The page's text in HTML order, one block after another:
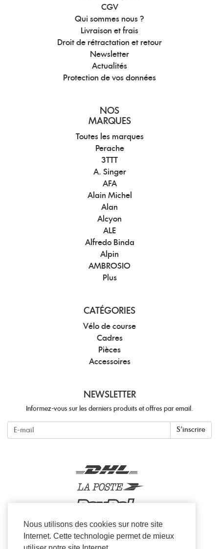
CGV
Qui sommes nous ?
Livraison et frais
Droit de rétractation et retour
Newsletter
Actualités
Protection de vos données
NOS
MARQUES
Toutes les marques
Perache
3TTT
A. Singer
AFA
Alain Michel
Alan
Alcyon
ALE
Alfredo Binda
Alpin
AMBROSIO
Plus
CATÉGORIES
Vélo de course
Cadres
Pièces
Accessoires
NEWSLETTER
Informez-vous sur les derniers produits et offres par email.
S'inscrire
Nous utilisons des cookies sur notre site
Internet. Cette technologie permet de mieux